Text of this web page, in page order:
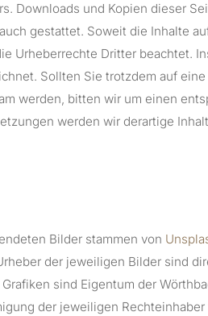
Downloads und Kopien dieser
gestattet. Soweit die Inhalte
Urheberrechte Dritter beachtet.
Sollten Sie trotzdem auf eine
werden, bitten wir um einen
werden wir derartige
Bilder stammen von
der jeweiligen Bilder sind
sind Eigentum der
der jeweiligen